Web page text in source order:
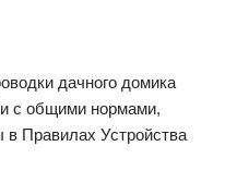
дачного домика
с общими нормами,
Правилах Устройства